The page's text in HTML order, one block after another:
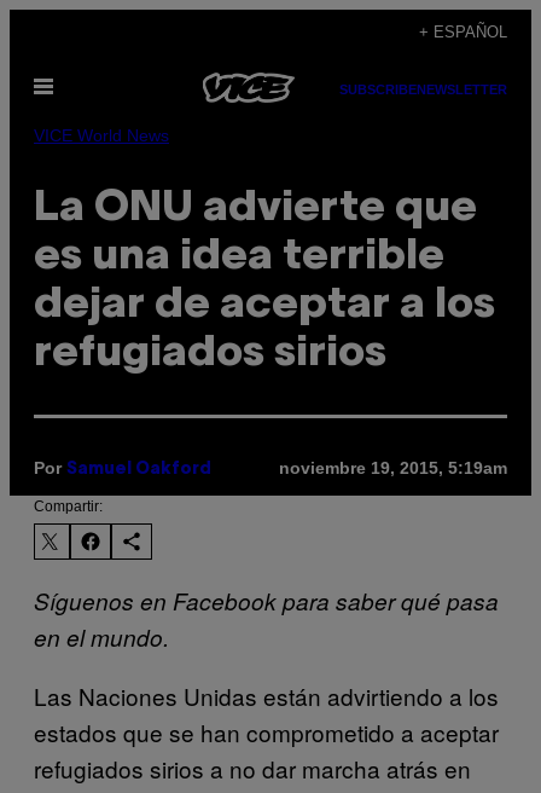
contenido
+ ESPAÑOL
Abrir
SUBSCRIBENEWSLETTER
VICE World News
La ONU advierte que
es una idea terrible
dejar de aceptar a los
refugiados sirios
Por Samuel Oakford noviembre 19, 2015, 5:19am
Compartir:
Síguenos en Facebook para saber qué pasa
en el mundo.
Las Naciones Unidas están advirtiendo a los
estados que se han comprometido a aceptar
refugiados sirios a no dar marcha atrás en